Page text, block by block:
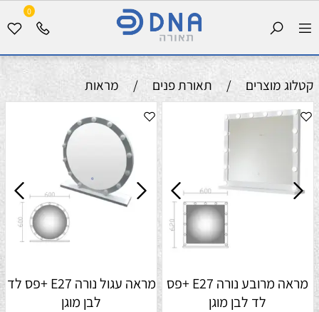
0
קטלוג מוצרים / תאורת פנים / מראות
מראה מרובע נורה E27 +פס
לד לבן מוגן
מראה עגול נורה E27 +פס לד
לבן מוגן